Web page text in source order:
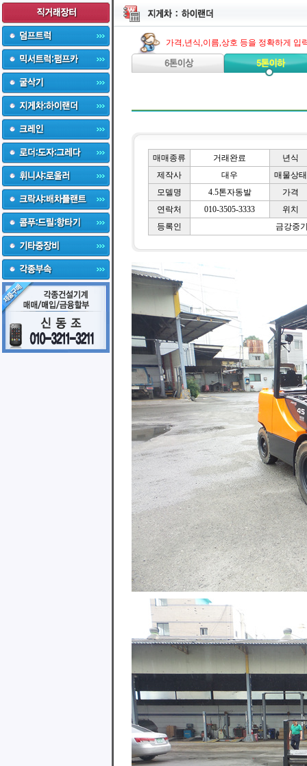
가격,년식,이름,상호 등을 정확하게 입
매매종류 거래완료
년식
제작사
대우
매물상태
모델명
4.5톤자동발
가격
연락처
010-3505-3333
위치
등록인
금강중